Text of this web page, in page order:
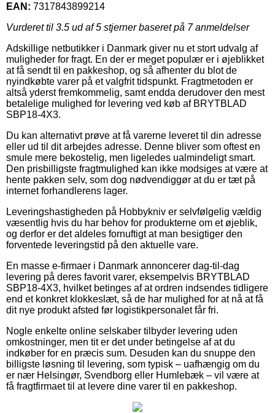
EAN: 7317843899214
Vurderet til 3.5 ud af 5 stjerner baseret på 7anmeldelser
Adskillige netbutikker i Danmark giver nu et stort udvalg af
muligheder for fragt. En der er meget populær er i øjeblikket
at få sendt til en pakkeshop, og så afhenter du blot de
nyindkøbte varer på et valgfrit tidspunkt. Fragtmetoden er
altså yderst fremkommelig, samt endda derudover den mest
betalelige mulighed for levering ved køb af BRYTBLAD
SBP18-4X3.
Du kan alternativt prøve at få varerne leveret til din adresse
eller ud til dit arbejdes adresse. Denne bliver som oftest en
smule mere bekostelig, men ligeledes ualmindeligt smart.
Den prisbilligste fragtmulighed kan ikke modsiges at være at
hente pakken selv, som dog nødvendiggør at du er tæt på
internet forhandlerens lager.
Leveringshastigheden på Hobbykniv er selvfølgelig vældig
væsentlig hvis du har behov for produkterne om et øjeblik,
og derfor er det aldeles fornuftigt at man besigtiger den
forventede leveringstid på den aktuelle vare.
En masse e-firmaer i Danmark annoncerer dag-til-dag
levering på deres favorit varer, eksempelvis BRYTBLAD
SBP18-4X3, hvilket betinges af at ordren indsendes tidligere
end et konkret klokkeslæt, så de har mulighed for at nå at få
dit nye produkt afsted før logistikpersonalet får fri.
Nogle enkelte online selskaber tilbyder levering uden
omkostninger, men tit er det under betingelse af at du
indkøber for en præcis sum. Desuden kan du snuppe den
billigste løsning til levering, som typisk – uafhængig om du
er nær Helsingør, Svendborg eller Humlebæk – vil være at
få fragtfirmaet til at levere dine varer til en pakkeshop.